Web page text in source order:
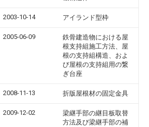
2003-10-14 アイランド型枠
2005-06-09
鉄骨建造物における屋
根支持組施工方法、屋
根の支持組構造、およ
び屋根の支持組用の繋
ぎ台座
2008-11-13 折版屋根材の固定金具
2009-12-02
梁継手部の継目板取替
方法及び梁継手部の補